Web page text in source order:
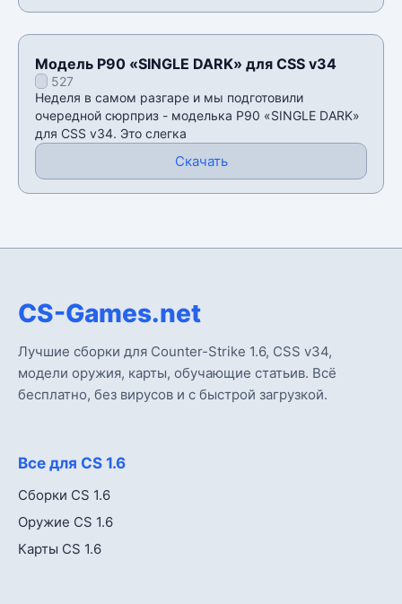
Модель P90 «SINGLE DARK» для CSS v34
527
Неделя в самом разгаре и мы подготовили
очередной сюрприз - моделька P90 «SINGLE DARK»
для CSS v34. Это слегка
Скачать
CS-Games.net
Лучшие сборки для Counter-Strike 1.6, CSS v34,
модели оружия, карты, обучающие статьив. Всё
бесплатно, без вирусов и с быстрой загрузкой.
Все для CS 1.6
Сборки CS 1.6
Оружие CS 1.6
Карты CS 1.6